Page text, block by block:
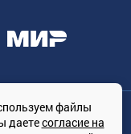
«ТРЕЙДКОН», ОГРН:
проспект Медиков, 7
файлы
даетесогласие на